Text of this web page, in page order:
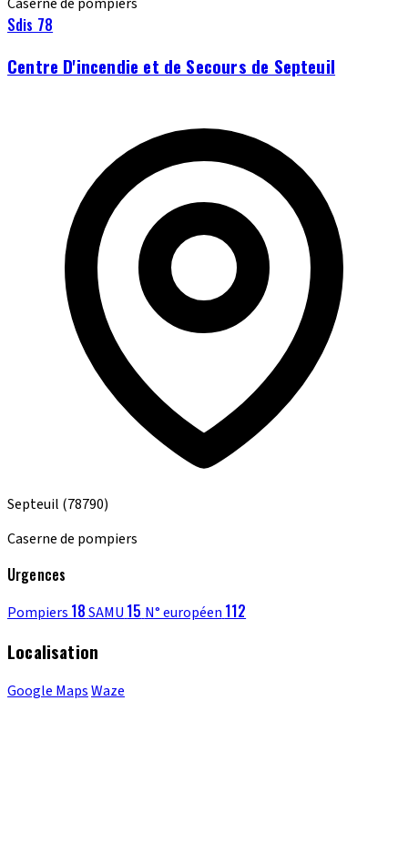
Sdis 78
Centre D'incendie et de Secours de Septeuil
Septeuil (78790)
Caserne de pompiers
Urgences
Pompiers 18SAMU 15 N° européen 112
Localisation
Google MapsWaze